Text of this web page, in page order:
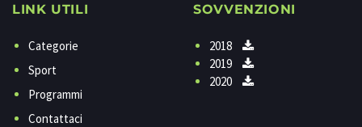
LINK UTILI
Categorie
Sport
Programmi
Contattaci
SOVVENZIONI
2018
2019
2020